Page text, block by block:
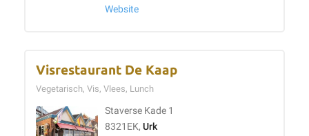
Website
Visrestaurant De Kaap
Vegetarisch, Vis, Vlees, Lunch
Staverse Kade 1
8321EK, Urk